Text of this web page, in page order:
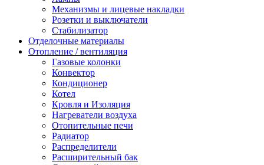
Механизмы и лицевые накладки
Розетки и выключатели
Стабилизатор
Отделочные материалы
Отопление / вентиляция
Газовые колонки
Конвектор
Кондиционер
Котел
Кровля и Изоляция
Нагреватели воздуха
Отопительные печи
Радиатор
Распределители
Расширительный бак